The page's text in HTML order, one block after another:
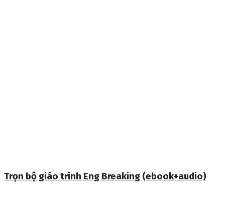
Trọn bộ giáo trình Eng Breaking (ebook+audio)